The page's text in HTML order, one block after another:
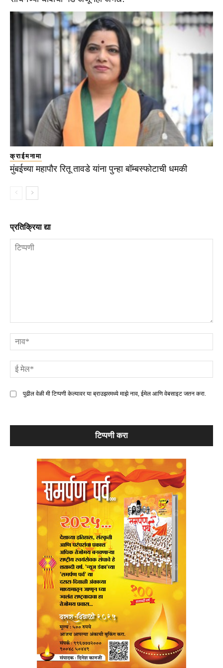
क्राईमनामा
मुंबईच्या महापौर रितू तावडे यांना पुन्हा बॉम्बस्फोटाची धमकी
प्रतिक्रिया द्या
पुढील वेळी मी टिप्पणी केल्यावर या ब्राउझरमध्ये माझे नाव, ईमेल आणि वेबसाइट जतन करा.